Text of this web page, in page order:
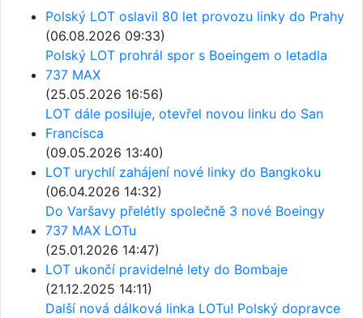
Polský LOT oslavil 80 let provozu linky do Prahy
(06.08.2026 09:33)
Polský LOT prohrál spor s Boeingem o letadla
737 MAX
(25.05.2026 16:56)
LOT dále posiluje, otevřel novou linku do San
Francisca
(09.05.2026 13:40)
LOT urychlí zahájení nové linky do Bangkoku
(06.04.2026 14:32)
Do Varšavy přelétly společně 3 nové Boeingy
737 MAX LOTu
(25.01.2026 14:47)
LOT ukončí pravidelné lety do Bombaje
(21.12.2025 14:11)
Další nová dálková linka LOTu! Polský dopravce